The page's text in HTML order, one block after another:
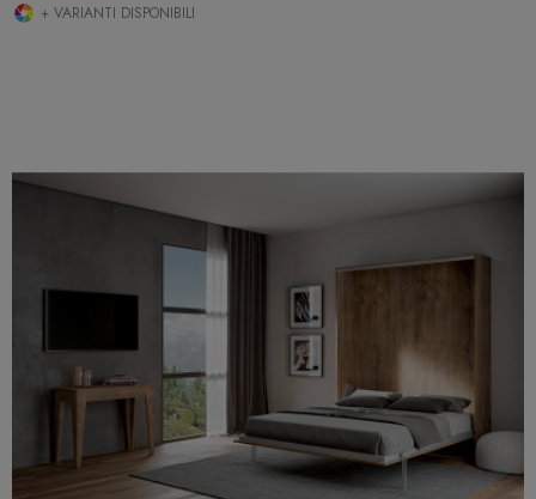
+ VARIANTI DISPONIBILI